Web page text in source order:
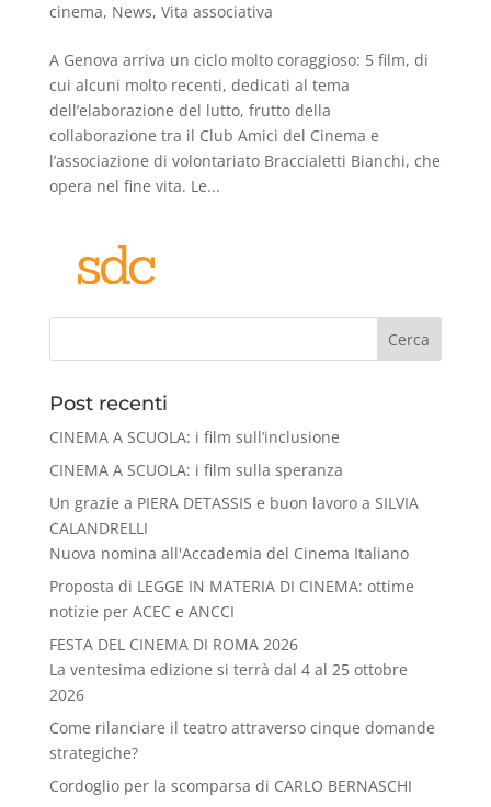
cinema, News, Vita associativa
A Genova arriva un ciclo molto coraggioso: 5 film, di
cui alcuni molto recenti, dedicati al tema
dell’elaborazione del lutto, frutto della
collaborazione tra il Club Amici del Cinema e
l’associazione di volontariato Braccialetti Bianchi, che
opera nel fine vita. Le...
Cerca
Post recenti
CINEMA A SCUOLA: i film sull’inclusione
CINEMA A SCUOLA: i film sulla speranza
Un grazie a PIERA DETASSIS e buon lavoro a SILVIA
CALANDRELLI
Nuova nomina all'Accademia del Cinema Italiano
Proposta di LEGGE IN MATERIA DI CINEMA: ottime
notizie per ACEC e ANCCI
FESTA DEL CINEMA DI ROMA 2026
La ventesima edizione si terrà dal 4 al 25 ottobre
2026
Come rilanciare il teatro attraverso cinque domande
strategiche?
Cordoglio per la scomparsa di CARLO BERNASCHI